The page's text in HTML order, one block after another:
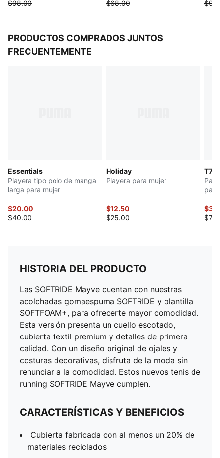
Producto recomendado para pies con pronación
$98.00
$68.00
PRODUCTOS COMPRADOS JUNTOS
FRECUENTEMENTE
Essentials
Playera tipo polo de manga
larga para mujer
$20.00
$40.00
Holiday
Playera para mujer
$12.50
$25.00
T7
HISTORIA DEL PRODUCTO
Las SOFTRIDE Mayve cuentan con nuestras
acolchadas gomaespuma SOFTRIDE y plantilla
SOFTFOAM+, para ofrecerte mayor comodidad.
Esta versión presenta un cuello escotado,
cubierta textil premium y detalles de primera
calidad. Con un diseño original de ojales y
costuras decorativas, disfruta de la moda sin
renunciar a la comodidad. Estos nuevos tenis de
running SOFTRIDE Mayve cumplen.
CARACTERÍSTICAS Y BENEFICIOS
Cubierta fabricada con al menos un 20% de
materiales reciclados